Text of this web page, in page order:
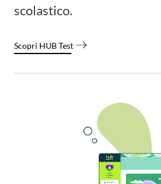
scolastico.
Scopri HUB Test